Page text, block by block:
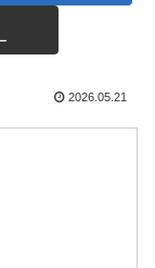
2026.05.21